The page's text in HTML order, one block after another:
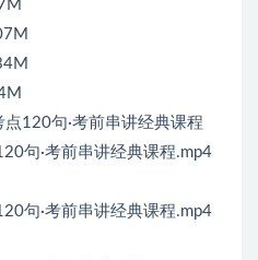
120句·考前串讲经典课程
句·考前串讲经典课程.mp4
句·考前串讲经典课程.mp4